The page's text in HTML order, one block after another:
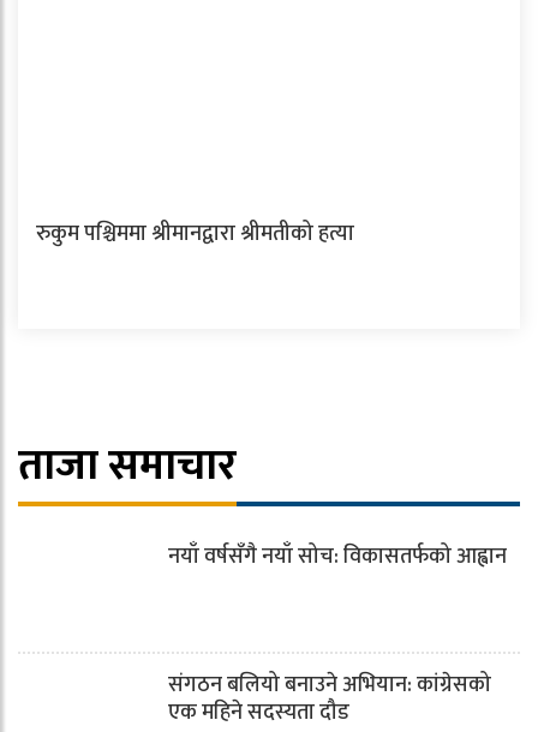
रुकुम पश्चिममा श्रीमानद्वारा श्रीमतीको हत्या
ताजा समाचार
नयाँ वर्षसँगै नयाँ सोच: विकासतर्फको आह्वान
संगठन बलियो बनाउने अभियान: कांग्रेसको
एक महिने सदस्यता दौड